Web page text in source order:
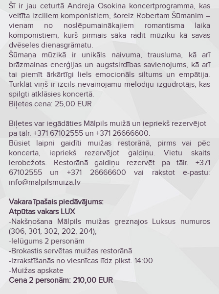
Šī ir jau ceturtā Andreja Osokina koncertprogramma, kas
veltīta izciliem komponistiem, šoreiz Robertam Šūmanim –
vienam no noslēpumainākajiem romantisma laika
komponistiem, kurš pirmais sāka radīt mūziku kā savas
dvēseles dienasgrāmatu.
Šūmaņa mūzikā ir unikāls naivuma, trausluma, kā arī
brāzmainas enerģijas un augstsirdības savienojums, kā arī
tai piemīt ārkārtīgi liels emocionāls siltums un empātija.
Turklāt viņš ir izcils nevainojamu melodiju izgudrotājs, kas
spilgti atklāsies koncertā.
Biļetes cena: 25,00 EUR
Biļetes var iegādāties Mālpils muižā un iepriekš rezervējot
pa tālr. +371 67102555 un +371 26666600.
Būsiet laipni gaidīti muižas restorānā, pirms vai pēc
koncerta, iepriekš rezervējot galdiņu. Vietu skaits
ierobežots. Restorānā galdiņu rezervēt pa tālr. +371
67102555 un +371 26666600 vai rakstot e-pastu:
info@malpilsmuiza.lv
Vakara īpašais piedāvājums:
Atpūtas vakars LUX
-Nakšņošana Mālpils muižas greznajos Luksus numuros
(306, 301, 302, 202, 204);
-Ielūgums 2 personām
-Brokastis servētas muižas restorānā
-Izrakstīšanās no viesnīcas līdz plkst. 14:00
-Muižas apskate
Cena 2 personām: 210,00 EUR